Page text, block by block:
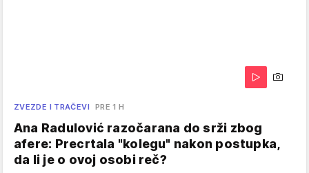
ZVEZDE I TRAČEVI PRE 1 H
Ana Radulović razočarana do srži zbog
afere: Precrtala "kolegu" nakon postupka,
da li je o ovoj osobi reč?